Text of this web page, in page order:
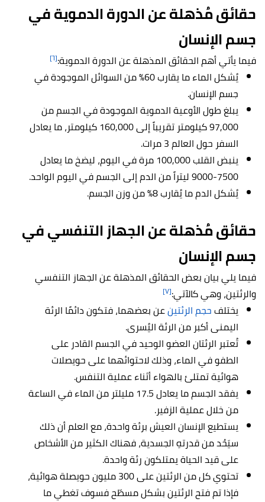
حقائق مُذهلة عن الدورة الدموية في
جسم الإنسان
فيما يأتي أهم الحقائق المذهلة عن الدورة الدموية:[٦]
يُشكل الماء ما يقارب 60% من السوائل الموجودة في
جسم الإنسان.
يبلغ طول الأوعية الدموية الموجودة في الجسم من
97,000 كيلومتر تقريباً إلى 160,000 كيلومتر، ما يعادل
السفر حول العالم 3 مرات.
ينبض القلب 100,000 مرة في اليوم، ليضخ ما يعادل
7500-9000 ليتراً من الدم إلى الجسم في اليوم الواحد.
يُشكل الدم ما يُقارب 8% من وزن الجسم.
حقائق مُذهلة عن الجهاز التنفسي في
جسم الإنسان
فيما يلي بيان بعض الحقائق المذهلة عن الجهاز التنفسي
والرئتين، وهي كالآتي:[٧]
يختلفحجم الرئتينعن بعضهما، فتكون دائمًا الرئة
اليمنى أكبر من الرئة اليُسرى.
تُعتبر الرئتان العضو الوحيد في الجسم القادر على
الطفو في الماء، وذلك لاحتوائهما على حويصلات
هوائية تمتلئ بالهواء أثناء عملية التنفس.
يفقد الجسم ما يعادل 17.5 مليلتر من الماء في الساعة
من خلال عملية الزفير.
يستطيع الإنسان العيش برئة واحدة، مع العلم أن ذلك
سيَحُد من قدرتهِ الجسدية، فهناك الكثير من الأشخاص
على قيد الحياة يمتلكون رئة واحدة.
تحتوي كل من الرئتين على 300 مليون حويصلة هوائية،
فإذا تم فتح الرئتين بشكل مسطّح فسوف تغطي ما